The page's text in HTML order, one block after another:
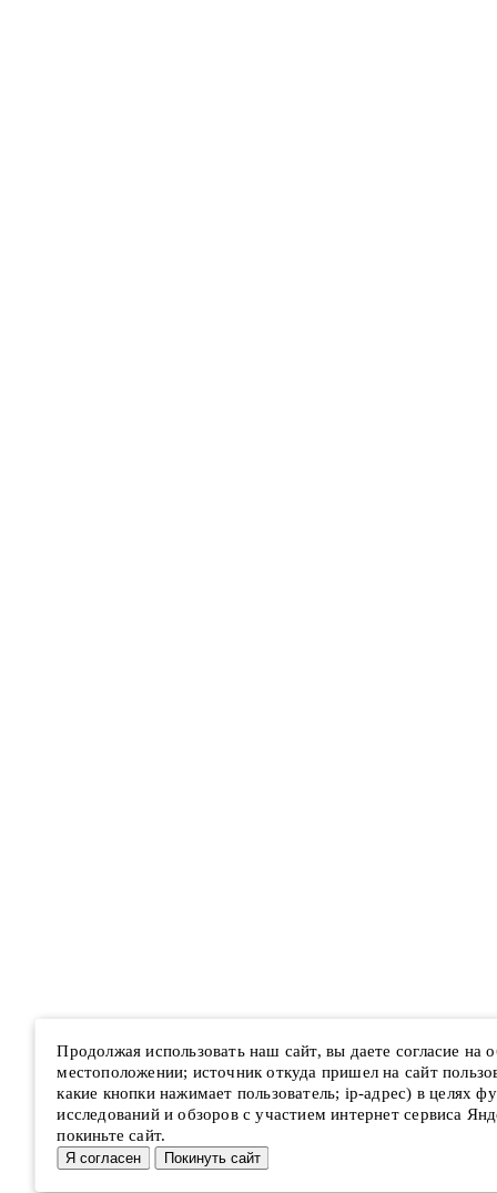
Продолжая использовать наш сайт, вы даете согласие на
местоположении; источник откуда пришел на сайт
какие кнопки нажимает пользователь; ip-адрес) в целях
исследований и обзоров с участием интернет сервиса
покиньте сайт.
Я согласен Покинуть сайт